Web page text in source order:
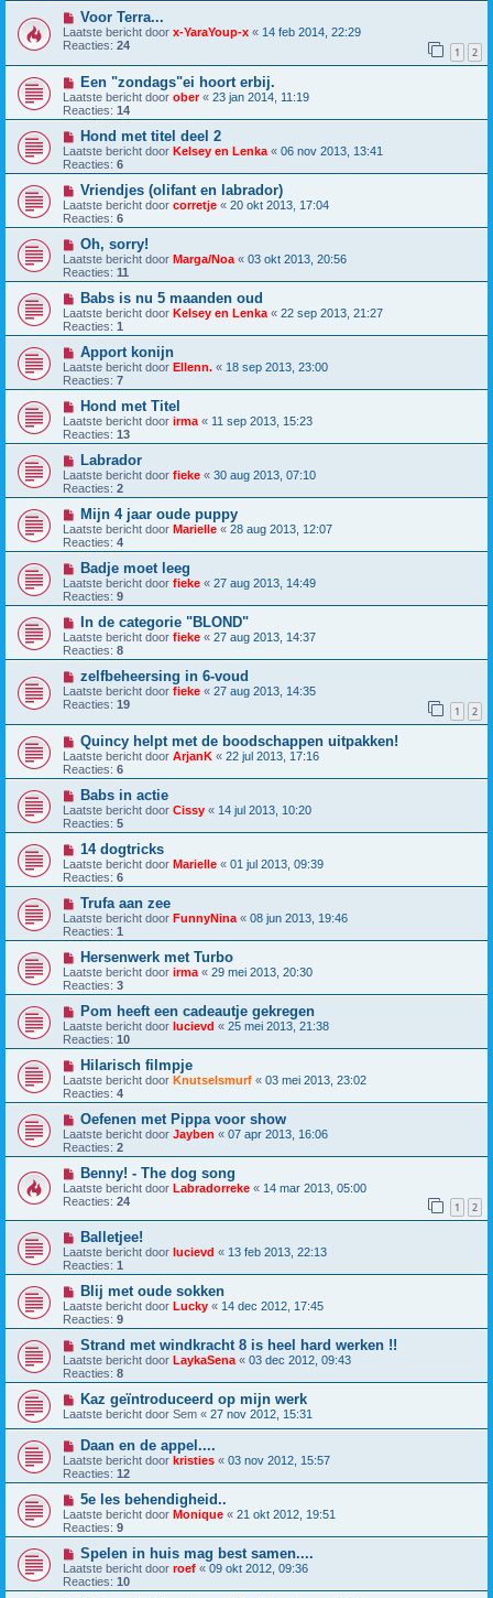
Voor Terra...
Laatste bericht door x-YaraYoup-x « 14 feb 2014, 22:29
Reacties: 24 1 2
Een "zondags"ei hoort erbij.
Laatste bericht door ober« 23 jan 2014, 11:19
Reacties: 14
Hond met titel deel 2
Laatste bericht door Kelsey en Lenka « 06 nov 2013, 13:41
Reacties: 6
Vriendjes (olifant en labrador)
Laatste bericht door corretje « 20 okt 2013, 17:04
Reacties: 6
Oh, sorry!
Laatste bericht door Marga/Noa « 03 okt 2013, 20:56
Reacties: 11
Babs is nu 5 maanden oud
Laatste bericht door Kelsey en Lenka « 22 sep 2013, 21:27
Reacties: 1
Apport konijn
Laatste bericht door Ellenn. « 18 sep 2013, 23:00
Reacties: 7
Hond met Titel
Laatste bericht door irma « 11 sep 2013, 15:23
Reacties: 13
Labrador
Laatste bericht door fieke « 30 aug 2013, 07:10
Reacties: 2
Mijn 4 jaar oude puppy
Laatste bericht door Marielle « 28 aug 2013, 12:07
Reacties: 4
Badje moet leeg
Laatste bericht door fieke « 27 aug 2013, 14:49
Reacties: 9
In de categorie "BLOND"
Laatste bericht door fieke « 27 aug 2013, 14:37
Reacties: 8
zelfbeheersing in 6-voud
Laatste bericht door fieke « 27 aug 2013, 14:35
Reacties: 19 1 2
Quincy helpt met de boodschappen uitpakken!
Laatste bericht door ArjanK « 22 jul 2013, 17:16
Reacties: 6
Babs in actie
Laatste bericht door Cissy « 14 jul 2013, 10:20
Reacties: 5
14 dogtricks
Laatste bericht door Marielle « 01 jul 2013, 09:39
Reacties: 6
Trufa aan zee
Laatste bericht door FunnyNina « 08 jun 2013, 19:46
Reacties: 1
Hersenwerk met Turbo
Laatste bericht door irma « 29 mei 2013, 20:30
Reacties: 3
Pom heeft een cadeautje gekregen
Laatste bericht door lucievd « 25 mei 2013, 21:38
Reacties: 10
Hilarisch filmpje
Laatste bericht door Knutselsmurf « 03 mei 2013, 23:02
Reacties: 4
Oefenen met Pippa voor show
Laatste bericht door Jayben « 07 apr 2013, 16:06
Reacties: 2
Benny! - The dog song
Laatste bericht door Labradorreke « 14 mar 2013, 05:00
Reacties: 24 1 2
Balletjee!
Laatste bericht door lucievd « 13 feb 2013, 22:13
Reacties: 1
Blij met oude sokken
Laatste bericht door Lucky « 14 dec 2012, 17:45
Reacties: 9
Strand met windkracht 8 is heel hard werken !!
Laatste bericht door LaykaSena « 03 dec 2012, 09:43
Reacties: 8
Kaz geïntroduceerd op mijn werk
Laatste bericht door Sem « 27 nov 2012, 15:31
Daan en de appel....
Laatste bericht door kristies « 03 nov 2012, 15:57
Reacties: 12
5e les behendigheid..
Laatste bericht door Monique « 21 okt 2012, 19:51
Reacties: 9
Spelen in huis mag best samen....
Laatste bericht door roef « 09 okt 2012, 09:36
Reacties: 10